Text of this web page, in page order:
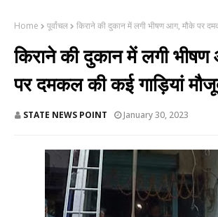
Home पूर्वांचल किराने की दुकान में लगी भीषण आग, मौके पर
किराने की दुकान में लगी
पर दमकल की कई गाड़ियां
STATE NEWS POINT January 30, 2023